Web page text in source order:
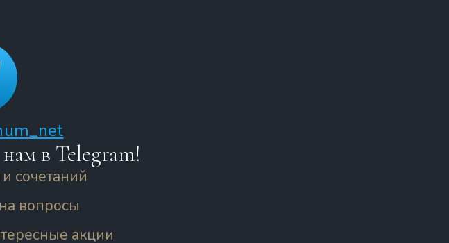
в Telegram!
сочетаний
вопросы
акции